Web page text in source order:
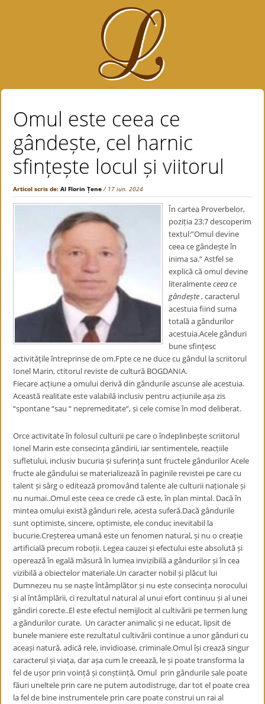
Omul este ceea ce
gândește, cel harnic
sfințește locul și viitorul
Articol scris de:Al Florin Țene / 17 iun. 2024
În cartea Proverbelor,
poziția 23:7 descoperim
textul:”Omul devine
ceea ce gândește în
inima sa.“ Astfel se
explică că omul devine
literalmenteceea ce
gândește, caracterul
acestuia fiind suma
totală a gândurilor
acestuia.Acele gânduri
bune sfințesc
activitățile întreprinse de om.Fpte ce ne duce cu gândul la scriitorul
Ionel Marin, ctitorul reviste de cultură BOGDANIA.
Fiecare acțiune a omului derivă din gândurile ascunse ale acestuia.
Această realitate este valabilă inclusiv pentru acțiunile așa zis
“spontane “sau “ nepremeditate“, și cele comise în mod deliberat.
Orce activitate în folosul culturii pe care o îndeplinbește scriitorul
Ionel Marin este consecința gândirii, iar sentimentele, reacțiile
sufletului, inclusiv bucuria și suferința sunt fructele gândurilor Acele
fructe ale gândului se materializează în paginile revistei pe care cu
talent și sârg o editează promovând talente ale culturii naționale și
nu numai..Omul este ceea ce crede că este, în plan mintal. Dacă în
mintea omului există gânduri rele, acesta suferă.Dacă gândurile
sunt optimiste, sincere, optimiste, ele conduc inevitabil la
bucurie.Creșterea umană este un fenomen natural, și nu o creație
artificială precum roboții. Legea cauzei și efectului este absolută și
operează în egală măsură în lumea invizibilă a gândurilor și în cea
vizibilă a obiectelor materiale.Un caracter nobil și plăcut lui
Dumnezeu nu se naște întâmplător și nu este consecința norocului
și al întâmplării, ci rezultatul natural al unui efort continuu și al unei
gândiri corecte..El este efectul nemijlocit al cultivării pe termen lung
a gândurilor curate. Un caracter animalic și ne educat, lipsit de
bunele maniere este rezultatul cultivării continue a unor gânduri cu
aceași natură, adică rele, invidioase, criminale.Omul își crează singur
caracterul și viața, dar așa cum le creează, le și poate transforma la
fel de ușor prin voință și conștiință, Omul prin gândurile sale poate
făuri uneltele prin care ne putem autodistruge, dar tot el poate crea
la fel de bine instrumentele prin care poate construi un rai al